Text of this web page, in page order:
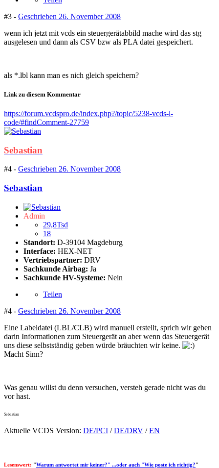
#3 - Geschrieben 26. November 2008
wenn ich jetzt mit vcds ein steuergerätabbild mache wird das stg
ausgelesen und dann als CSV bzw als PLA datei gespeichert.
als *.lbl kann man es nich gleich speichern?
Link zu diesem Kommentar
https://forum.vcdspro.de/index.php?/topic/5238-vcds-l-
code/#findComment-27759
Sebastian
#4 - Geschrieben 26. November 2008
Sebastian
Admin
29,8Tsd
18
Standort: D-39104 Magdeburg
Interface: HEX-NET
Vertriebspartner: DRV
Sachkunde Airbag: Ja
Sachkunde HV-Systeme: Nein
Teilen
#4 - Geschrieben 26. November 2008
Eine Labeldatei (LBL/CLB) wird manuell erstellt, sprich wir geben
darin Informationen zum Steuergerät an aber wenn das Steuergerät
uns diese selbstständig geben würde bräuchten wir keine.
Macht Sinn?
Was genau willst du denn versuchen, versteh gerade nicht was du
vor hast.
Sebastian
Aktuelle VCDS Version: DE/PCI /DE/DRV /EN
Lesenswert: "Warum antwortet mir keiner?" ...oder auch "Wie poste ich richtig?"